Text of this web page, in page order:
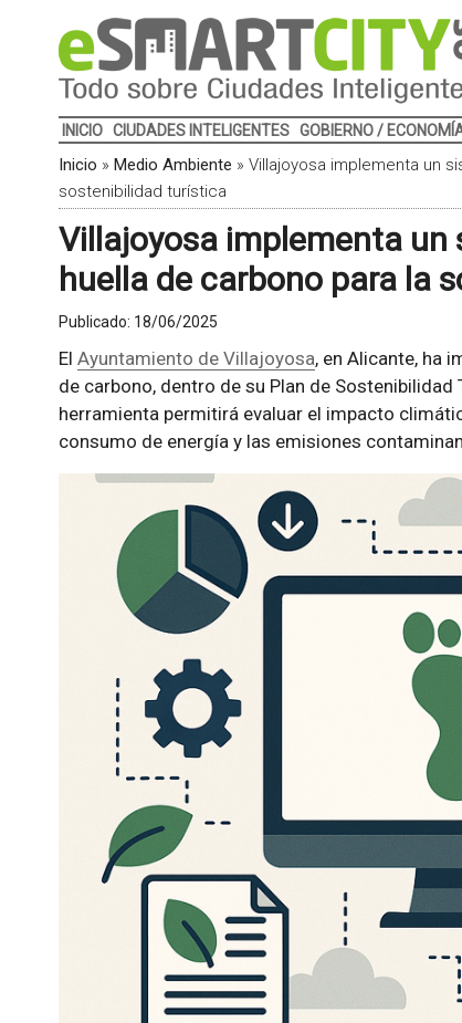
INICIO CIUDADES INTELIGENTES GOBIERNO /
Inicio » Medio Ambiente » Villajoyosa implementa un
sostenibilidad turística
Villajoyosa implementa un
huella de carbono para la
Publicado: 18/06/2025
El Ayuntamiento de Villajoyosa, en Alicante, ha
de carbono, dentro de su Plan de
herramienta permitirá evaluar el impacto
consumo de energía y las emisiones